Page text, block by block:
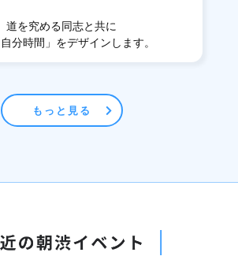
道を究める同志と共に
分時間」をデザインします。
もっと見る